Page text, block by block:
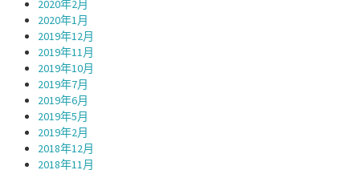
2020年2月
2020年1月
2019年12月
2019年11月
2019年10月
2019年7月
2019年6月
2019年5月
2019年2月
2018年12月
2018年11月